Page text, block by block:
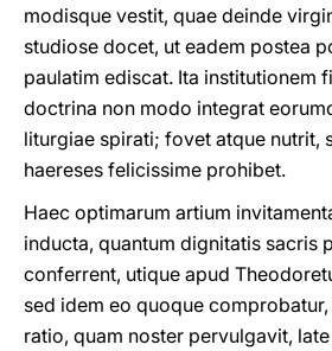
modisque vestit, quae deinde
studiose docet, ut eadem postea
paulatim ediscat. Ita institutionem
doctrina non modo integrat
liturgiae spirati; fovet atque nutrit,
haereses felicissime prohibet.
Haec optimarum artium
inducta, quantum dignitatis sacris
conferrent, utique apud
sed idem eo quoque
ratio, quam noster pervulgavit,